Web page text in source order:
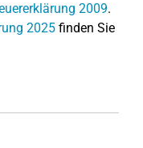
2009.
2025 finden Sie